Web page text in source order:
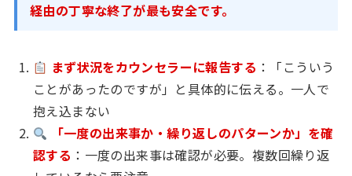
経由の丁寧な終了が最も安全です。
まず状況をカウンセラーに報告する ：「こういう
ことがあったのですが」と具体的に伝える。一人で
抱え込まない
「一度の出来事か・繰り返しのパターンか」を確
認する ：一度の出来事は確認が必要。複数回繰り返